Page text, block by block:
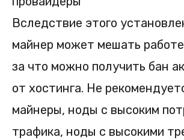
Вследствие этого
майнер может мешать работе
за что можно получить бан
от хостинга. Не
майнеры, ноды с высоким
трафика, ноды с высокими